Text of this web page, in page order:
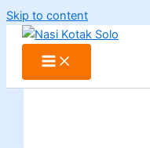
Skip to content